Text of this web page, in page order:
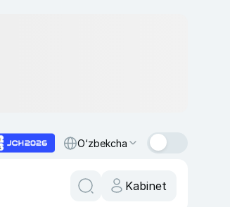
O‘zbekcha
Kabinet